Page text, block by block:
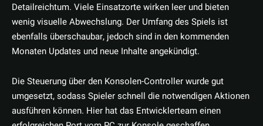
Detailreichtum. Viele Einsatzorte wirken leer und bieten
wenig visuelle Abwechslung. Der Umfang des Spiels ist
ebenfalls überschaubar, jedoch sind in den kommenden
Monaten Updates und neue Inhalte angekündigt.
Die Steuerung über den Konsolen-Controller wurde gut
umgesetzt, sodass Spieler schnell die notwendigen Aktionen
ausführen können. Hier hat das Entwicklerteam einen